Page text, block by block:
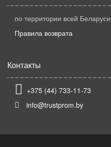
по территории всей Беларуси
Правила возврата
Контакты
+375 (44) 733-11-73
info@trustprom.by